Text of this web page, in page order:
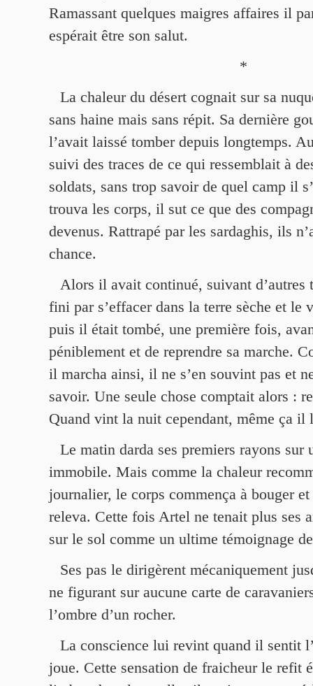
Ramassant quelques maigres affaires il
espérait être son salut.
*
La chaleur du désert cognait sur sa
sans haine mais sans répit. Sa dernière
l’avait laissé tomber depuis longtemps.
suivi des traces de ce qui ressemblait à
soldats, sans trop savoir de quel camp il
trouva les corps, il sut ce que des
devenus. Rattrapé par les sardaghis, ils
chance.
Alors il avait continué, suivant d’autres
fini par s’effacer dans la terre sèche et le
puis il était tombé, une première fois,
péniblement et de reprendre sa marche.
il marcha ainsi, il ne s’en souvint pas et
savoir. Une seule chose comptait alors :
Quand vint la nuit cependant, même ça il
Le matin darda ses premiers rayons sur
immobile. Mais comme la chaleur
journalier, le corps commença à bouger
releva. Cette fois Artel ne tenait plus ses
sur le sol comme un ultime témoignage
Ses pas le dirigèrent mécaniquement
ne figurant sur aucune carte de
l’ombre d’un rocher.
La conscience lui revint quand il sentit
joue. Cette sensation de fraicheur le refit